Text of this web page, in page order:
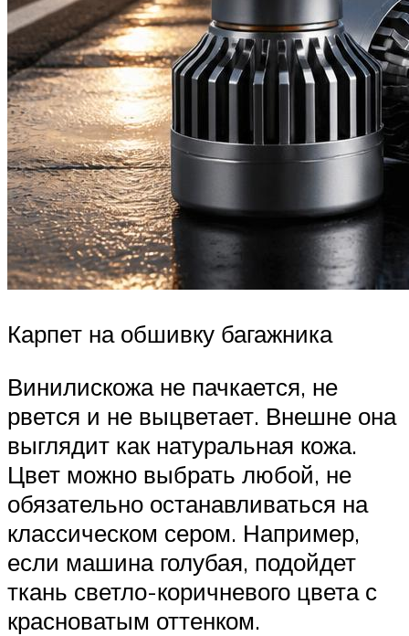
Карпет на обшивку багажника
Винилискожа не пачкается, не
рвется и не выцветает. Внешне она
выглядит как натуральная кожа.
Цвет можно выбрать любой, не
обязательно останавливаться на
классическом сером. Например,
если машина голубая, подойдет
ткань светло-коричневого цвета с
красноватым оттенком.